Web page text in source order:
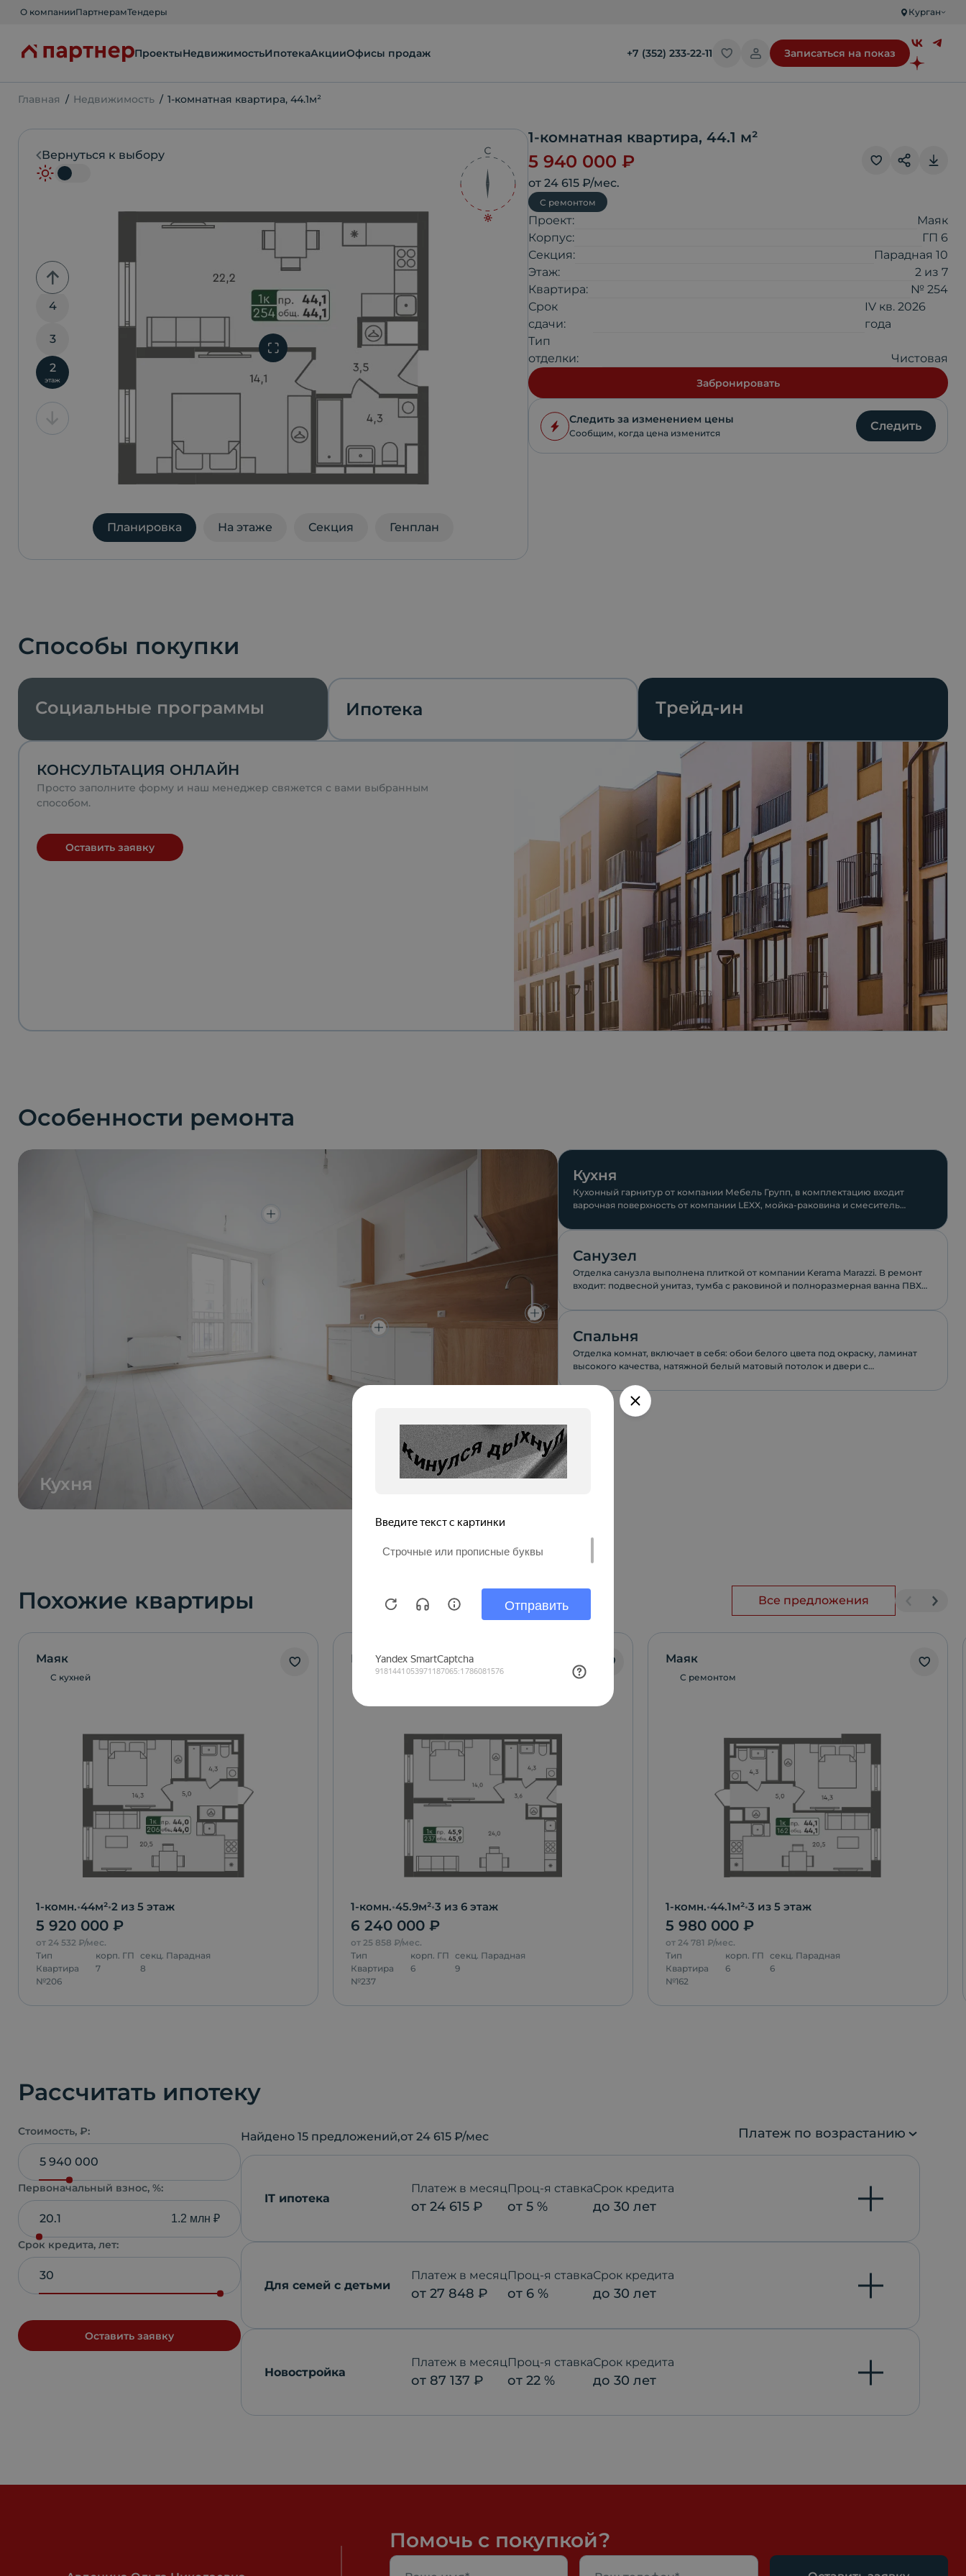
О компанииПартнерамТендеры Курган
ПроектыНедвижимостьИпотекаАкцииОфисы продаж +7 (352) 233-22-11 Записаться на показ
Главная Недвижимость 1-комнатная квартира, 44.1м²
Вернуться к выбору
5
4
3
2
этаж
Планировка На этаже Секция Генплан
1-комнатная квартира, 44.1 м²
5 940 000₽
от24 615₽/мес.
Отправить по почте
WhatsApp
С ремонтом
Проект:
Маяк
Корпус:
ГП 6
Секция:
Парадная 10
Этаж:
2 из 7
Квартира:
№ 254
Срок
сдачи:
IV кв. 2026
года
Тип
отделки:
Чистовая
Забронировать
Следить за изменением цены
Сообщим, когда цена изменится
Следить
Способы покупки
Социальные программы Ипотека Трейд-ин
КОНСУЛЬТАЦИЯ ОНЛАЙН
Просто заполните форму и наш менеджер свяжется с вами выбранным
способом.
Оставить заявку
Особенности ремонта
Кухня
Кухня
Кухонный гарнитур от компании Мебель Групп, в комплектацию входит
варочная поверхность от компании LEXX, мойка-раковина и смеситель
Санузел
Отделка санузла выполнена плиткой от компании Keramа Marazzi. В ремонт
входит: подвесной унитаз, тумба с раковиной и полноразмерная ванна ПВХ
Спальня
Отделка комнат, включает в себя: обои белого цвета под окраску, ламинат
высокого качества, натяжной белый матовый потолок и двери с
Похожие квартиры Все предложения
Маяк
С кухней
1-комн.•44м²•2 из 5 этаж
5 920 000 ₽
от 24 532 ₽/мес.
Тип
Квартира
корп. ГП
7
секц. Парадная
8
№206
Маяк
С ремонтом
1-комн.•45.9м²•3 из 6 этаж
6 240 000 ₽
от 25 858 ₽/мес.
Тип
Квартира
корп. ГП
6
секц. Парадная
9
№237
Маяк
С ремонтом
1-комн.•44.1м²•3 из 5 этаж
5 980 000 ₽
от 24 781 ₽/мес.
Тип
Квартира
корп. ГП
6
секц. Парадная
6
№162
Рассчитать ипотеку
Стоимость, ₽:
Первоначальный взнос, %:
1.2 млн ₽
Срок кредита, лет:
Оставить заявку
Найдено 15 предложений,от 24 615 ₽/мес Платеж по возрастанию
IT ипотека
Платеж в месяц
от 24 615 ₽
Проц-я ставка
от 5 %
Срок кредита
до 30 лет
Для семей с детьми
Платеж в месяц
от 27 848 ₽
Проц-я ставка
от 6 %
Срок кредита
до 30 лет
Новостройка
Платеж в месяц
от 87 137 ₽
Проц-я ставка
от 22 %
Срок кредита
до 30 лет
Помочь с покупкой?